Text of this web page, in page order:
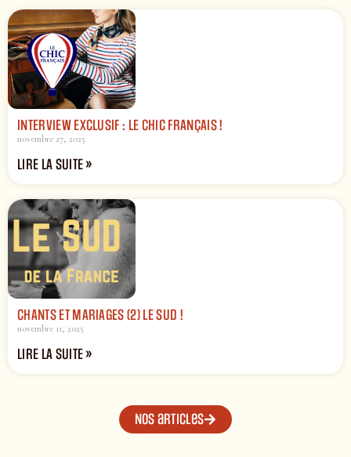
INTERVIEW EXCLUSIF : LE CHIC FRANÇAIS !
novembre 27, 2025
LIRE LA SUITE »
CHANTS ET MARIAGES (2) LE SUD !
novembre 11, 2025
LIRE LA SUITE »
Nos articles